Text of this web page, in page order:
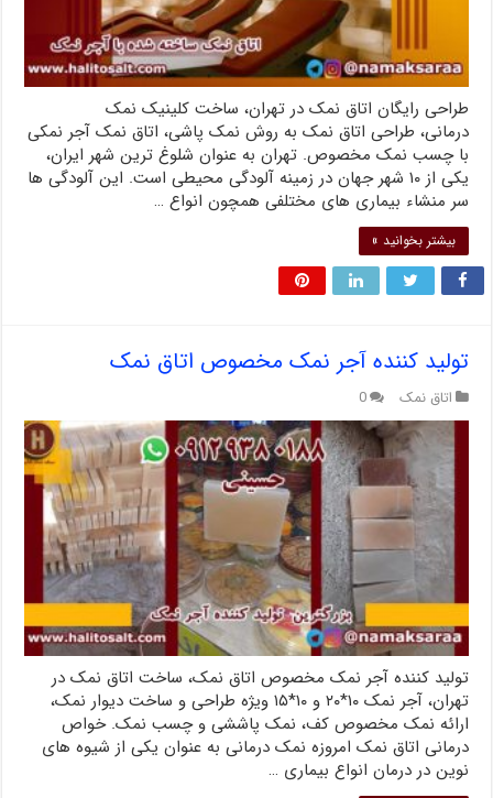
طراحی رایگان اتاق نمک در تهران، ساخت کلینیک نمک
درمانی، طراحی اتاق نمک به روش نمک پاشی، اتاق نمک آجر نمکی
با چسب نمک مخصوص. تهران به عنوان شلوغ ترین شهر ایران،
یکی از ۱۰ شهر جهان در زمینه آلودگی محیطی است. این آلودگی ها
سر منشاء بیماری های مختلفی همچون انواع …
بیشتر بخوانید »
تولید کننده آجر نمک مخصوص اتاق نمک
اتاق نمک 0
تولید کننده آجر نمک مخصوص اتاق نمک، ساخت اتاق نمک در
تهران، آجر نمک ۱۰*۲۰ و ۱۰*۱۵ ویژه طراحی و ساخت دیوار نمک،
ارائه نمک مخصوص کف، نمک پاششی و چسب نمک. خواص
درمانی اتاق نمک امروزه نمک درمانی به عنوان یکی از شیوه های
نوین در درمان انواع بیماری …